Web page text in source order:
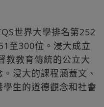
世界大學排名第252
至300位。浸大成立
教教育傳統的公立大
浸大的課程涵蓋文、
生的道德觀念和社會